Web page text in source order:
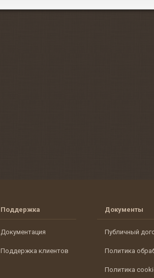
Поддержка
Документация
Поддержка клиентов
Документы
Публичный
Политика
Политика